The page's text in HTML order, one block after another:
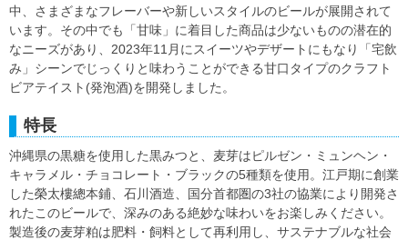
中、さまざまなフレーバーや新しいスタイルのビールが展開されて
います。その中でも「甘味」に着目した商品は少ないものの潜在的
なニーズがあり、2023年11月にスイーツやデザートにもなり「宅飲
み」シーンでじっくりと味わうことができる甘口タイプのクラフト
ビアテイスト(発泡酒)を開発しました。
特長
沖縄県の黒糖を使用した黒みつと、麦芽はピルゼン・ミュンヘン・
キャラメル・チョコレート・ブラックの5種類を使用。江戸期に創業
した榮太樓總本鋪、石川酒造、国分首都圏の3社の協業により開発さ
れたこのビールで、深みのある絶妙な味わいをお楽しみください。
製造後の麦芽粕は肥料・飼料として再利用し、サステナブルな社会